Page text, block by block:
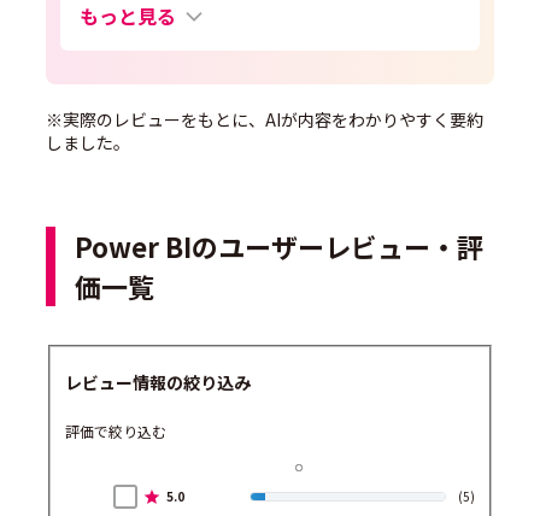
もっと見る
※実際のレビューをもとに、AIが内容をわかりやすく要約
しました。
Power BIのユーザーレビュー・評
価一覧
レビュー情報の絞り込み
評価で絞り込む
5.0 (5)